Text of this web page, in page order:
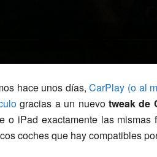
hace unos días,CarPlay (o al
gracias a un nuevo tweak de
o iPad exactamente las
coches que hay compatibles